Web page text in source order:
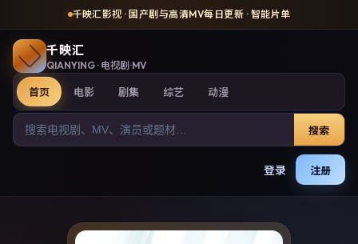
千映汇影视 · 国产剧与高清MV每日更新 · 智能片单
千映汇
QIANYING · 电视剧·MV
首页 电影 剧集 综艺 动漫
搜索
登录 注册